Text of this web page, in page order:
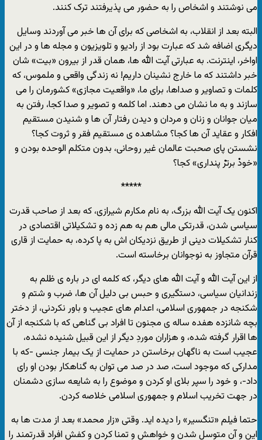
مى نوشتند و اشخاص را به حضور مى پذیرفتند ترک کنند.
البته بعد از انقلاب، به اشخاصى که براى آن ها خبر مى آوردند وسایل
دیگرى اضافه شد که عبارت بود از رادیو و تلویزیون و مجله ها و در این
اواخر، اینترنت. به عبارتى آیت الله ها، همان قدر از بیرون «بیت» شان
خبر داشتند که ما خارج نشینان داریم! نه زندگى واقعى و ملموس، که
کلمات و تصاویر و صداها، براى ما، «واقعیت مجازى» کشورمان را مى
سازند و به ما نشان مى دهند. اما کلمه و تصویر و صدا کجا، رفتن به
میان جوانان و زنان و مردان و دیدن رفتار آن ها و شنیدن مستقیم
افکار و عقاید آن ها کجا؟ مشاهده ى مستقیم فقر و ثروت کجا؟
نشستن پاى صحبت عالمان غیر روحانى، بدون متکلم الوحده بودن و
«خودْ برترْ پندارى» کجا؟
*****
اکنون یک آیت الله بزرگ، به نام مکارم شیرازى، که بعد از صاحب قدرت
سیاسى شدن، قدرتکى مالى هم به هم زده و تشکیلاتى اقتصادى در
کنار تشکیلات دینى از طریق نزدیکان اش به پا کرده، به حمایت از قارى
قرآن متجاوز به نوجوانان برخاسته است.
از این آیت الله و آیت الله هاى دیگر، که کلمه اى در باره ى ظلم به
زندانیان سیاسى، دستگیرى و حبس بى دلیل آن ها، ضرب و شتم و
شکنجه در جمهورى اسلامى، اعدام هاى عجیب و باور نکردنى، از دختر
بچه شانزده هفده ساله ى مجنون تا افراد بى گناهى که با شکنجه از آن
ها اقرار گرفته شده، و هزاران موردِ دیگر از این قبیل شنیده نشده،
عجیب است به ناگهان برخاستن در حمایت از یک بیمار جنسى -که با
مدارکى که موجود است، صد در صد مى توان به گناهکار بودن او راى
داد-، و خود را سپر بلاى او کردن و موضوع را به شایعه سازى دشمنان
در جهت تخریب اسلام و جمهورى اسلامى خلاصه کردن.
حتما فیلم «تنگسیر» را دیده اید. وقتى «زار محمد» بعد از مدت ها به
این و آن متوسل شدن و خواهش و تمنا کردن و کفش افراد قدرتمند را